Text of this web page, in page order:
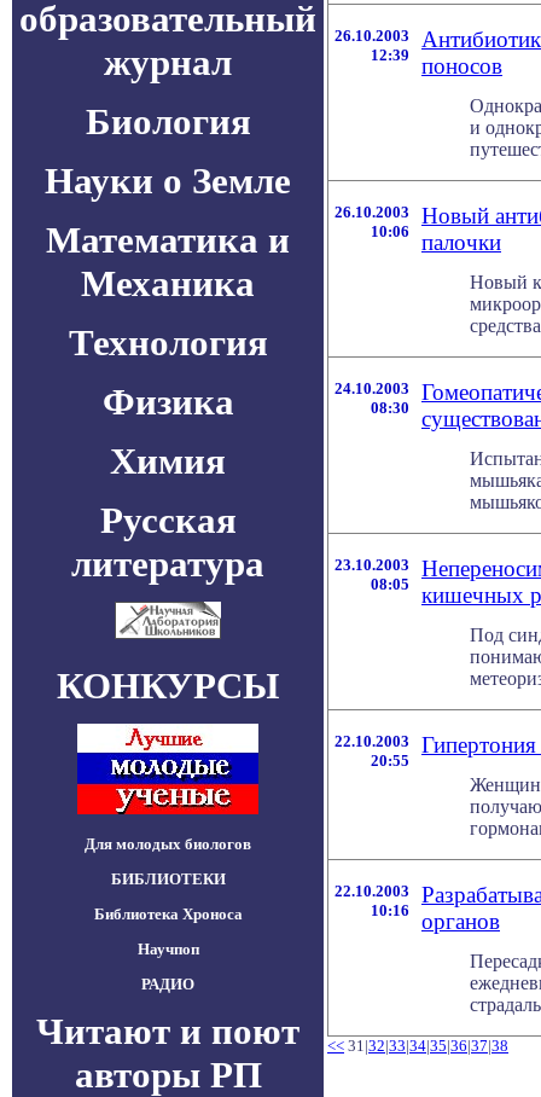
образовательный
журнал
Биология
Науки о Земле
Математика и
Механика
Технология
Физика
Химия
Русская
литература
КОНКУРСЫ
Для молодых биологов
БИБЛИОТЕКИ
Библиотека Хроноса
Научпоп
РАДИО
Читают и поют
авторы РП
26.10.2003
12:39
поносов
и
26.10.2003
10:06
Новый
палочки
Новый
24.10.2003
08:30
23.10.2003
08:05
кишечных
Под
22.10.2003
20:55
22.10.2003
10:16
органов
<< 31|32|33|34|35|36|37|38